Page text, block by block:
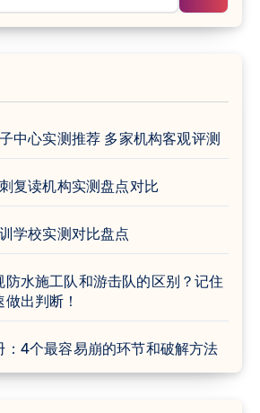
中心实测推荐 多家机构客观评测
复读机构实测盘点对比
学校实测对比盘点
防水施工队和游击队的区别？记住
出判断！
：4个最容易崩的环节和破解方法